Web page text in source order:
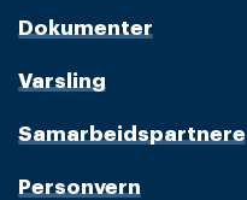
Dokumenter
Varsling
Samarbeidspartnere
Personvern